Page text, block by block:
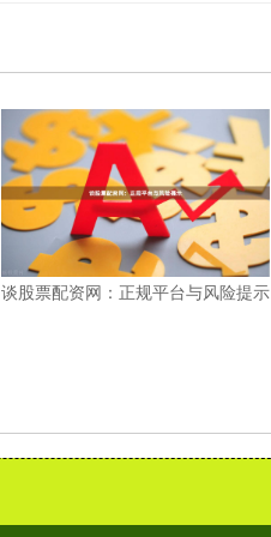
谈股票配资网：正规平台与风险提示